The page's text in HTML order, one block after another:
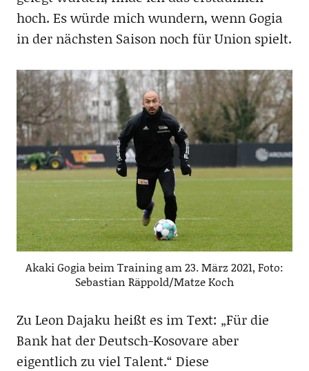
hoch. Es würde mich wundern, wenn Gogia
in der nächsten Saison noch für Union spielt.
Akaki Gogia beim Training am 23. März 2021, Foto:
Sebastian Räppold/Matze Koch
Zu Leon Dajaku heißt es im Text: „Für die
Bank hat der Deutsch-Kosovare aber
eigentlich zu viel Talent.“ Diese